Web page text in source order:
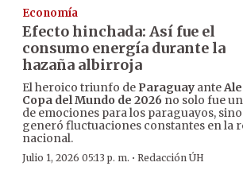
Economía
Efecto hinchada: Así fue el
consumo energía durante la
hazaña albirroja
El heroico triunfo de Paraguay ante
Copa del Mundo de 2026 no solo fue
de emociones para los paraguayos,
generó fluctuaciones constantes en la
nacional.
Julio 1, 2026 05:13 p. m. · Redacción ÚH